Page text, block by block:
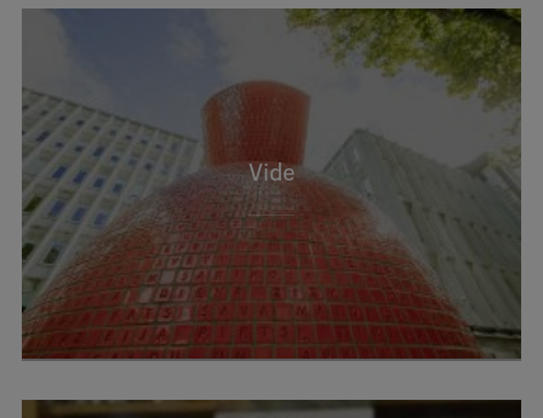
Mobilitātes programmas
Starptautiskie sadarbības partneri
EURAXESS RSU kontaktpunkts
EATRIS koordinators Latvijā
Vide